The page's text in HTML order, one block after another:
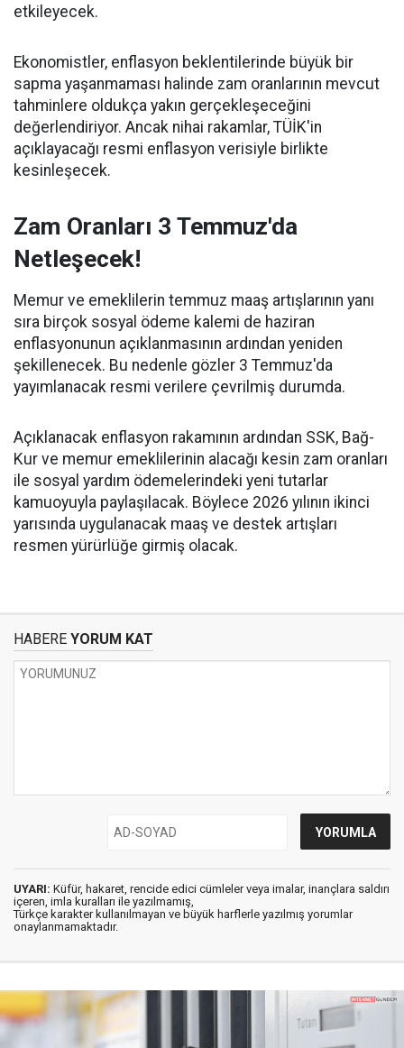
etkileyecek.
Ekonomistler, enflasyon beklentilerinde büyük bir
sapma yaşanmaması halinde zam oranlarının mevcut
tahminlere oldukça yakın gerçekleşeceğini
değerlendiriyor. Ancak nihai rakamlar, TÜİK'in
açıklayacağı resmi enflasyon verisiyle birlikte
kesinleşecek.
Zam Oranları 3 Temmuz'da
Netleşecek!
Memur ve emeklilerin temmuz maaş artışlarının yanı
sıra birçok sosyal ödeme kalemi de haziran
enflasyonunun açıklanmasının ardından yeniden
şekillenecek. Bu nedenle gözler 3 Temmuz'da
yayımlanacak resmi verilere çevrilmiş durumda.
Açıklanacak enflasyon rakamının ardından SSK, Bağ-
Kur ve memur emeklilerinin alacağı kesin zam oranları
ile sosyal yardım ödemelerindeki yeni tutarlar
kamuoyuyla paylaşılacak. Böylece 2026 yılının ikinci
yarısında uygulanacak maaş ve destek artışları
resmen yürürlüğe girmiş olacak.
HABERE YORUM KAT
UYARI: Küfür, hakaret, rencide edici cümleler veya imalar, inançlara saldırı
içeren, imla kuralları ile yazılmamış,
Türkçe karakter kullanılmayan ve büyük harflerle yazılmış yorumlar
onaylanmamaktadır.